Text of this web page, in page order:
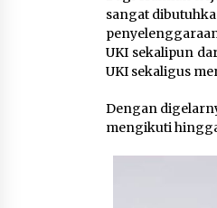
sangat
UKI sekalipun
UKI sekaligus
Dengan
mengikuti